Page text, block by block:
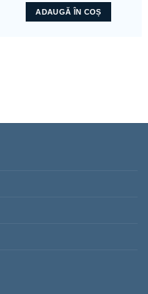
ADAUGĂ ÎN COȘ